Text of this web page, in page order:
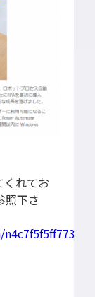
れてお
照下さ